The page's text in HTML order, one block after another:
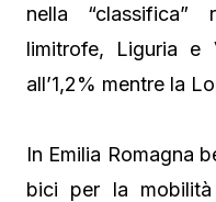
nella “classifica”
limitrofe, Liguria e
all’1,2% mentre la
In Emilia Romagna
bici per la